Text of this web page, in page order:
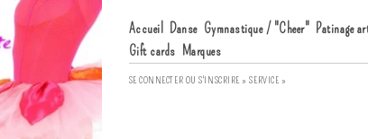
Accueil Danse Gymnastique / "Cheer" Patinage
Gift cards Marques
SE CONNECTER OUS'INSCRIRE » SERVICE »